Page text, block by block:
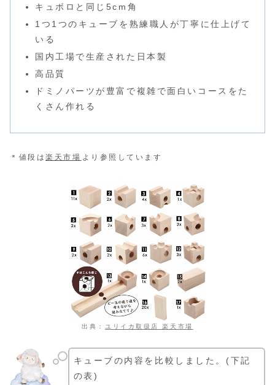
キュボロと同じ5cm角
1つ1つのキューブを熟練職人が丁寧に仕上げて
いる
国内工場で生産された日本製
高品質
ドミノパーツが豊富で複雑で面白いコースをた
くさん作れる
＊値段は楽天市場 より参照しています
出典： ユリイカ取扱店 楽天市場
キューブの内容を比較しました。(下記
の表)